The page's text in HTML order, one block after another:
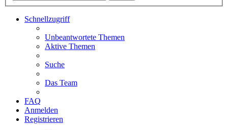
Schnellzugriff
Unbeantwortete Themen
Aktive Themen
Suche
Das Team
FAQ
Anmelden
Registrieren